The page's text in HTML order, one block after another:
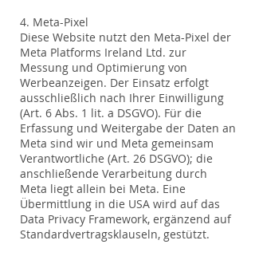
4. Meta-Pixel
Diese Website nutzt den Meta-Pixel der
Meta Platforms Ireland Ltd. zur
Messung und Optimierung von
Werbeanzeigen. Der Einsatz erfolgt
ausschließlich nach Ihrer Einwilligung
(Art. 6 Abs. 1 lit. a DSGVO). Für die
Erfassung und Weitergabe der Daten an
Meta sind wir und Meta gemeinsam
Verantwortliche (Art. 26 DSGVO); die
anschließende Verarbeitung durch
Meta liegt allein bei Meta. Eine
Übermittlung in die USA wird auf das
Data Privacy Framework, ergänzend auf
Standardvertragsklauseln, gestützt.